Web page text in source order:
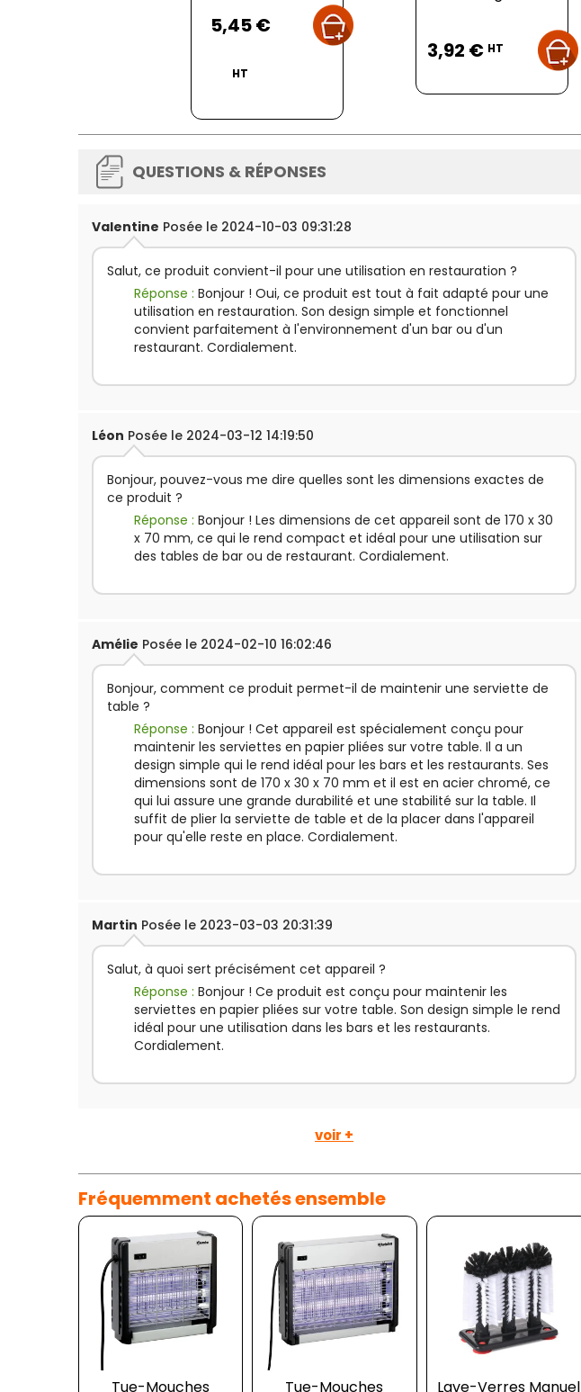
5,45 €
HT
3,92 € HT
QUESTIONS & RÉPONSES
Valentine Posée le 2024-10-03 09:31:28
Salut, ce produit convient-il pour une utilisation en restauration ?
Réponse : Bonjour ! Oui, ce produit est tout à fait adapté pour une
utilisation en restauration. Son design simple et fonctionnel
convient parfaitement à l'environnement d'un bar ou d'un
restaurant. Cordialement.
Léon Posée le 2024-03-12 14:19:50
Bonjour, pouvez-vous me dire quelles sont les dimensions exactes de
ce produit ?
Réponse : Bonjour ! Les dimensions de cet appareil sont de 170 x 30
x 70 mm, ce qui le rend compact et idéal pour une utilisation sur
des tables de bar ou de restaurant. Cordialement.
Amélie Posée le 2024-02-10 16:02:46
Bonjour, comment ce produit permet-il de maintenir une serviette de
table ?
Réponse : Bonjour ! Cet appareil est spécialement conçu pour
maintenir les serviettes en papier pliées sur votre table. Il a un
design simple qui le rend idéal pour les bars et les restaurants. Ses
dimensions sont de 170 x 30 x 70 mm et il est en acier chromé, ce
qui lui assure une grande durabilité et une stabilité sur la table. Il
suffit de plier la serviette de table et de la placer dans l'appareil
pour qu'elle reste en place. Cordialement.
Martin Posée le 2023-03-03 20:31:39
Salut, à quoi sert précisément cet appareil ?
Réponse : Bonjour ! Ce produit est conçu pour maintenir les
serviettes en papier pliées sur votre table. Son design simple le rend
idéal pour une utilisation dans les bars et les restaurants.
Cordialement.
voir +
Fréquemment achetés ensemble
Tue-Mouches Tue-Mouches Lave-Verres Manuel